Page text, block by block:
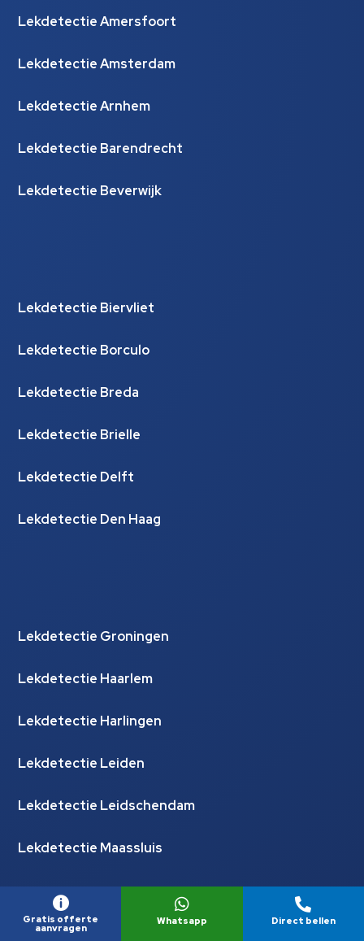
Lekdetectie Amersfoort
Lekdetectie Amsterdam
Lekdetectie Arnhem
Lekdetectie Barendrecht
Lekdetectie Beverwijk
Lekdetectie Biervliet
Lekdetectie Borculo
Lekdetectie Breda
Lekdetectie Brielle
Lekdetectie Delft
Lekdetectie Den Haag
Lekdetectie Groningen
Lekdetectie Haarlem
Lekdetectie Harlingen
Lekdetectie Leiden
Lekdetectie Leidschendam
Lekdetectie Maassluis

Gratis offerte
aanvragen

Whatsapp

Direct bellen